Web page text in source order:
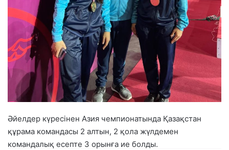
Әйелдер күресінен Азия чемпионатында Қазақстан
құрама командасы 2 алтын, 2 қола жүлдемен
командалық есепте 3 орынға ие болды.